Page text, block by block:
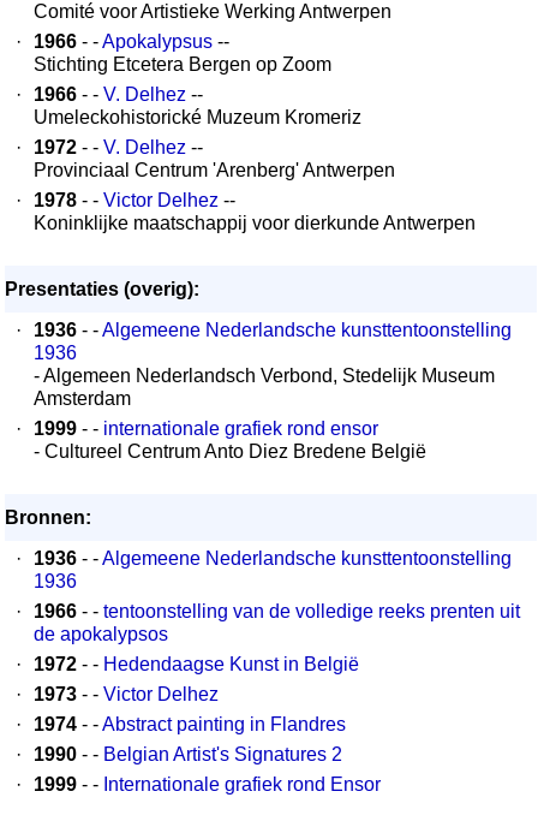
Comité voor Artistieke Werking Antwerpen
·
1966 - -Apokalypsus --
Stichting Etcetera Bergen op Zoom
·
1966 - - V. Delhez --
Umeleckohistorické Muzeum Kromeriz
·
1972 - - V. Delhez --
Provinciaal Centrum 'Arenberg' Antwerpen
·
1978 - - Victor Delhez --
Koninklijke maatschappij voor dierkunde Antwerpen
Presentaties (overig):
·
1936 - -Algemeene Nederlandsche kunsttentoonstelling
1936
- Algemeen Nederlandsch Verbond, Stedelijk Museum
Amsterdam
·
1999 - - internationale grafiek rond ensor
- Cultureel Centrum Anto Diez Bredene België
Bronnen:
·
1936 - -Algemeene Nederlandsche kunsttentoonstelling
1936
·
1966 - - tentoonstelling van de volledige reeks prenten uit
de apokalypsos
·
1972 - - Hedendaagse Kunst in België
·
1973 - - Victor Delhez
·
1974 - -Abstract painting in Flandres
·
1990 - - Belgian Artist's Signatures 2
·
1999 - - Internationale grafiek rond Ensor